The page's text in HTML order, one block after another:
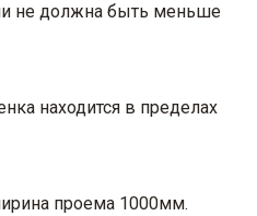
не должна быть меньше
находится в пределах
проема 1000мм.